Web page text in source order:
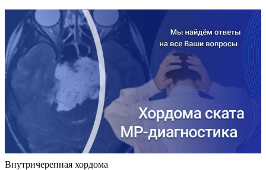
Внутричерепная хордома